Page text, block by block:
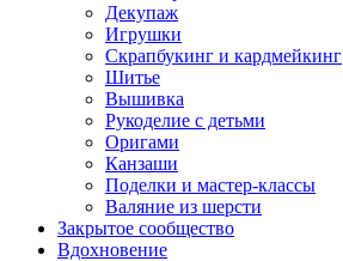
Декупаж
Игрушки
Скрапбукинг и кардмейкинг
Шитье
Вышивка
Рукоделие с детьми
Оригами
Канзаши
Поделки и мастер-классы
Валяние из шерсти
Закрытое сообщество
Вдохновение